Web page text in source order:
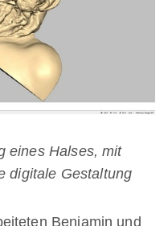
eines Halses, mit
digitale Gestaltung
Benjamin und